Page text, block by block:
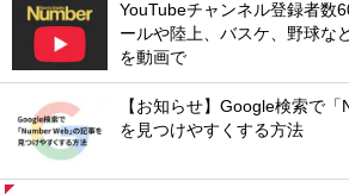
YouTubeチャンネル登録者数
ールや陸上、バスケ、野球な
を動画で
【お知らせ】Google検索で
を見つけやすくする方法